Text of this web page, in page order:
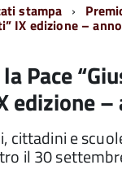
stampa
IX edizione –
Pace
edizione
cittadini e
il 30